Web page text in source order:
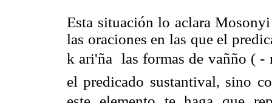
Esta situación lo aclara
las oraciones en las que el
k ari'ña  las formas de vañño (
el predicado sustantival, sino